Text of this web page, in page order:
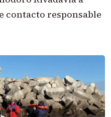
contacto responsable